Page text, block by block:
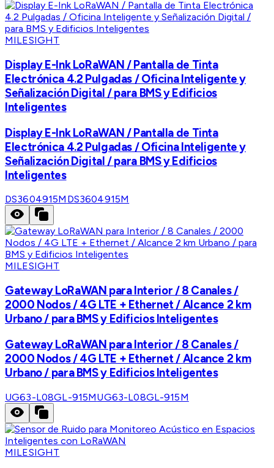
MILESIGHT
Display E-Ink LoRaWAN / Pantalla de Tinta
Electrónica 4.2 Pulgadas / Oficina Inteligente y
Señalización Digital / para BMS y Edificios
Inteligentes
Display E-Ink LoRaWAN / Pantalla de Tinta
Electrónica 4.2 Pulgadas / Oficina Inteligente y
Señalización Digital / para BMS y Edificios
Inteligentes
DS3604915M DS3604915M
MILESIGHT
Gateway LoRaWAN para Interior / 8 Canales /
2000 Nodos / 4G LTE + Ethernet / Alcance 2 km
Urbano / para BMS y Edificios Inteligentes
Gateway LoRaWAN para Interior / 8 Canales /
2000 Nodos / 4G LTE + Ethernet / Alcance 2 km
Urbano / para BMS y Edificios Inteligentes
UG63-L08GL-915MUG63-L08GL-915M
MILESIGHT